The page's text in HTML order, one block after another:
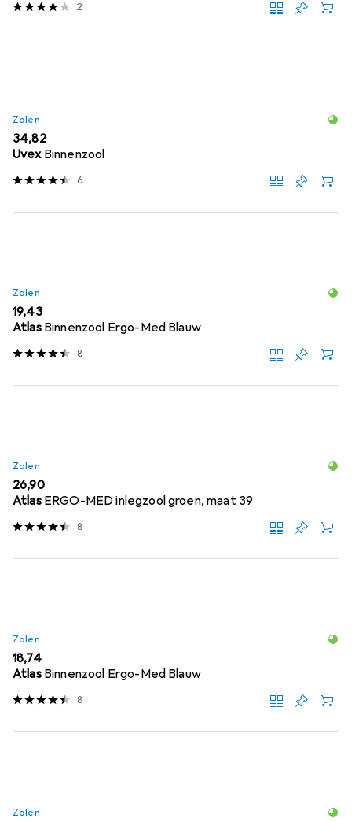
2
Zolen
EUR
34,82
Uvex Binnenzool
6
Zolen
EUR
19,43
Atlas Binnenzool Ergo-Med Blauw
8
Zolen
EUR
26,90
Atlas ERGO-MED inlegzool groen, maat 39
8
Zolen
EUR
18,74
Atlas Binnenzool Ergo-Med Blauw
8
Zolen